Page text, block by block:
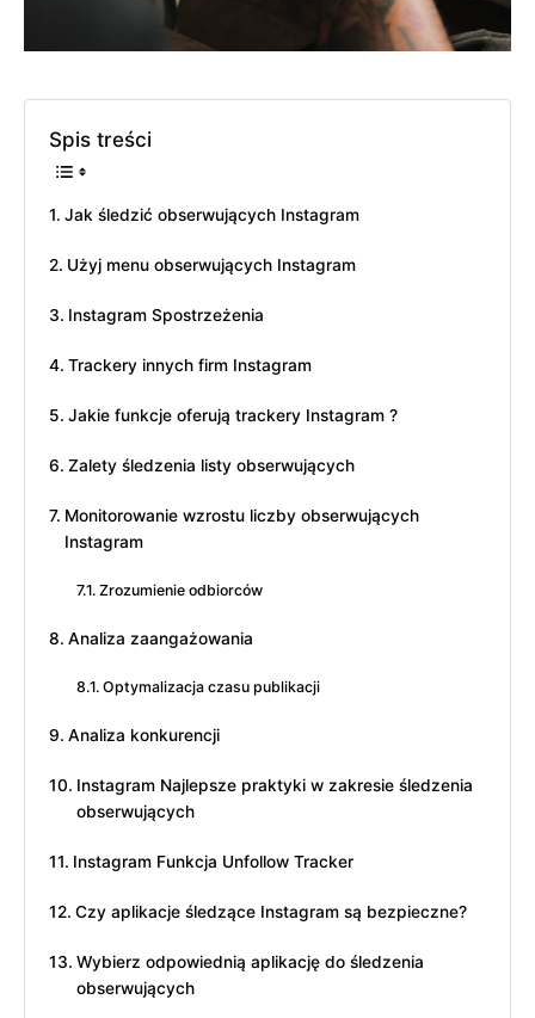
Spis treści
Jak śledzić obserwujących Instagram
Użyj menu obserwujących Instagram
Instagram Spostrzeżenia
Trackery innych firm Instagram
Jakie funkcje oferują trackery Instagram ?
Zalety śledzenia listy obserwujących
Monitorowanie wzrostu liczby obserwujących
Instagram
Zrozumienie odbiorców
Analiza zaangażowania
Optymalizacja czasu publikacji
Analiza konkurencji
Instagram Najlepsze praktyki w zakresie śledzenia
obserwujących
Instagram Funkcja Unfollow Tracker
Czy aplikacje śledzące Instagram są bezpieczne?
Wybierz odpowiednią aplikację do śledzenia
obserwujących